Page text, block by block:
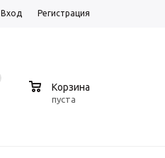
Вход Регистрация
Корзина
пуста